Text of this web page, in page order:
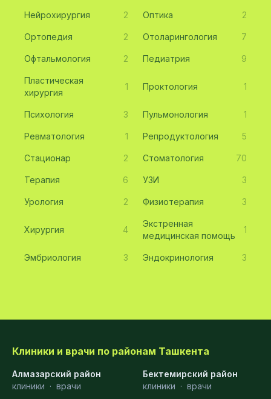
Нейрохирургия 2 Оптика 2
Ортопедия 2 Отоларингология 7
Офтальмология 2 Педиатрия 9
Пластическая
хирургия
1 Проктология 1
Психология 3 Пульмонология 1
Ревматология 1 Репродуктология 5
Стационар 2 Стоматология 70
Терапия 6 УЗИ 3
Урология 2 Физиотерапия 3
Хирургия 4
Экстренная
медицинская помощь
1
Эмбриология 3 Эндокринология 3
Клиники и врачи по районам Ташкента
Алмазарский район
клиники · врачи
Бектемирский район
клиники · врачи